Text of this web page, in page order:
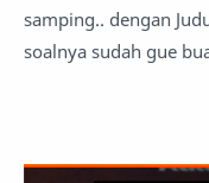
samping.. dengan
soalnya sudah gue